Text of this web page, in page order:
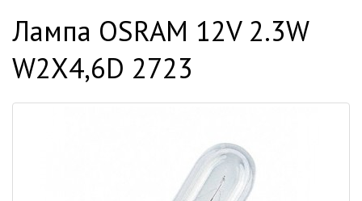
Лампа OSRAM 12V 2.3W
W2X4,6D 2723